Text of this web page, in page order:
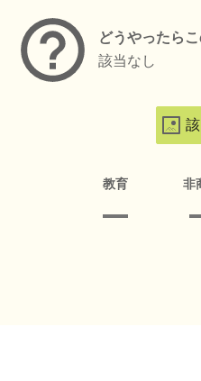
どうやったら
該当なし
教育 非